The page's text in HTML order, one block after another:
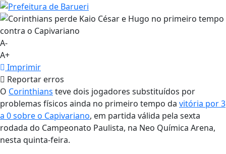
A-
A+
Imprimir
Reportar erros
O Corinthians teve dois jogadores substituídos por
problemas físicos ainda no primeiro tempo da vitória por 3
a 0 sobre o Capivariano, em partida válida pela sexta
rodada do Campeonato Paulista, na Neo Química Arena,
nesta quinta-feira.